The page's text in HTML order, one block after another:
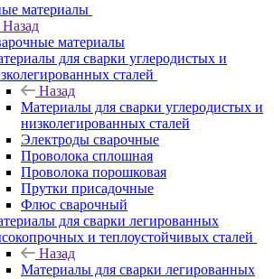
материалы
Назад
материалы
для сварки углеродистых и
сталей
Назад
Материалы для сварки углеродистых и
низколегированных сталей
Электроды сварочные
Проволока сплошная
Проволока порошковая
Прутки присадочные
Флюс сварочный
для сварки легированных
и теплоустойчивых сталей
Назад
Материалы для сварки легированных